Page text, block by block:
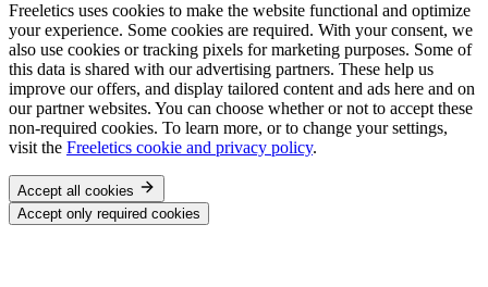
Freeletics uses cookies to make the website functional and optimize
your experience. Some cookies are required. With your consent, we
also use cookies or tracking pixels for marketing purposes. Some of
this data is shared with our advertising partners. These help us
improve our offers, and display tailored content and ads here and on
our partner websites. You can choose whether or not to accept these
non-required cookies. To learn more, or to change your settings,
visit the Freeletics cookie and privacy policy.
Accept all cookies
Accept only required cookies